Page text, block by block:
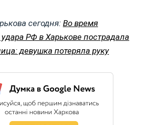
сегодня: Во время
удара РФ в Харькове пострадала
девушка потеряла руку